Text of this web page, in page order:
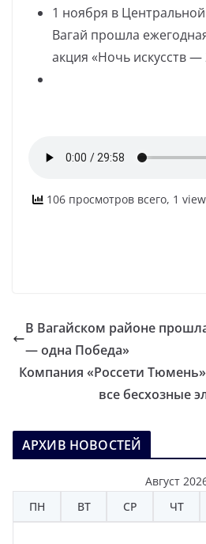
1 ноября в
Вагай прошла
акция «Ночь искусств —
106 просмотров всего, 1
В Вагайском районе
— одна Победа»
Компания «Россети
все бесхозные
АРХИВ НОВОСТЕЙ
Август
ПН
ВТ СР ЧТ